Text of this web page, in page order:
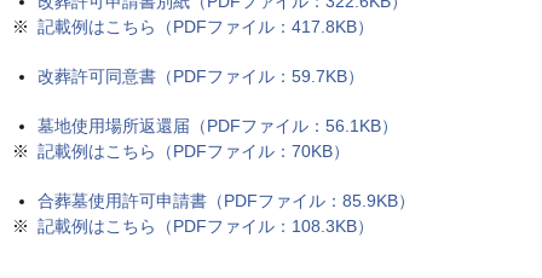
記載例はこちら（PDFファイル：417.8KB）
改葬許可同意書（PDFファイル：59.7KB）
墓地使用場所返還届（PDFファイル：56.1KB）
記載例はこちら（PDFファイル：70KB）
合葬墓使用許可申請書（PDFファイル：85.9KB）
記載例はこちら（PDFファイル：108.3KB）